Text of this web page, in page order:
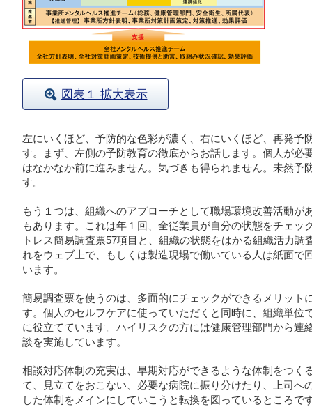
図表１ 拡大表示
左にいくほど、予防的な色彩が濃く、右にいくほど、再発予
す。まず、左側の予防教育の徹底からお話します。個人が必
はなかなか前に進みません。気づきも得られません。未然予
す。
もう１つは、組織へのアプローチとして職場環境改善活動が
もあります。これは年１回、全従業員が自分の状態をチェッ
トレス簡易調査票57項目と、組織の状態をはかる組織活力
れをウェブ上で、もしくは製造現場で働いている人は紙面で
います。
簡易調査票を使うのは、多面的にチェックができるメリット
す。個人のセルフケアに使っていただくと同時に、組織単位
に役立てています。ハイリスクの方には健康管理部門から連
談を実施しています。
相談対応体制の充実は、早期対応ができるような体制をつく
て、見立てをおこない、必要な病院に振り分けたり、上司へ
した体制をメインにしていこうと転換を図っているところで